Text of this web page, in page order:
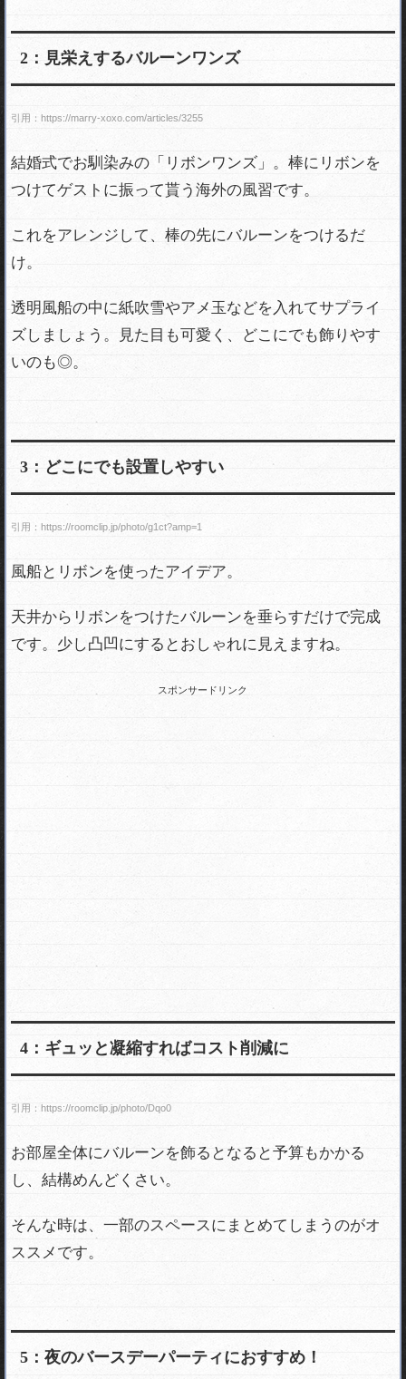
すめサプライズムービー
友達の誕生日サプライズに！LINEでする「縦
読みメッセージ」アイデア
友達の誕生日に学校で「ホールケーキ」をプ
レゼント！厳選レシピ
簡単だから当日でもOK！友達向き「誕生日サ
プライズ」のアイデア
2：見栄えするバルーンワンズ
引用：https://marry-xoxo.com/articles/3255
結婚式でお馴染みの「リボンワンズ」。棒にリボンを
つけてゲストに振って貰う海外の風習です。
これをアレンジして、棒の先にバルーンをつけるだ
け。
透明風船の中に紙吹雪やアメ玉などを入れてサプライ
ズしましょう。見た目も可愛く、どこにでも飾りやす
いのも◎。
3：どこにでも設置しやすい
引用：https://roomclip.jp/photo/g1ct?amp=1
風船とリボンを使ったアイデア。
天井からリボンをつけたバルーンを垂らすだけで完成
です。少し凸凹にするとおしゃれに見えますね。
スポンサードリンク
4：ギュッと凝縮すればコスト削減に
引用：https://roomclip.jp/photo/Dqo0
お部屋全体にバルーンを飾るとなると予算もかかる
し、結構めんどくさい。
そんな時は、一部のスペースにまとめてしまうのがオ
ススメです。
5：夜のバースデーパーティにおすすめ！